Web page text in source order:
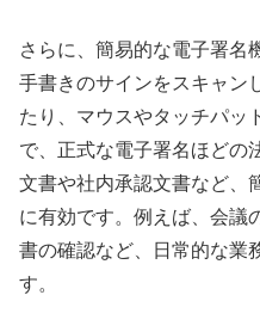
さらに、簡易的な電子署名
手書きのサインをスキャン
たり、マウスやタッチパッ
で、正式な電子署名ほどの
文書や社内承認文書など、
に有効です。例えば、会議
書の確認など、日常的な業
す。